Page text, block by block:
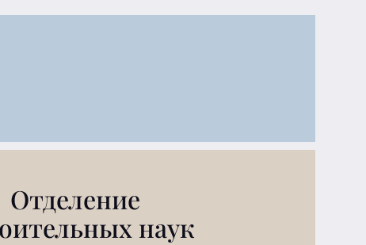
Отделение
наук